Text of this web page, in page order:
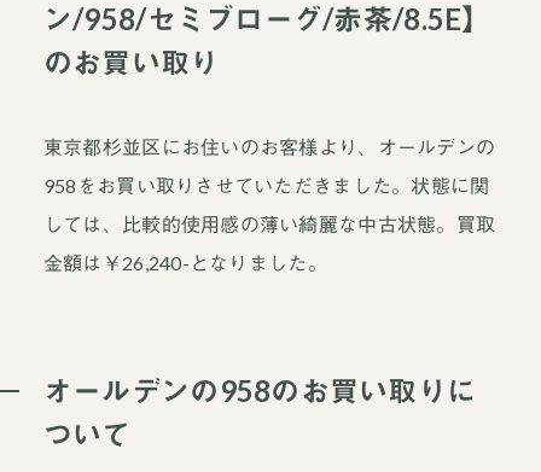
ン/958/セミブローグ/赤茶/8.5E】
のお買い取り
東京都杉並区にお住いのお客様より、オールデンの
958をお買い取りさせていただきました。状態に関
しては、比較的使用感の薄い綺麗な中古状態。買取
金額は￥26,240-となりました。
オールデンの958のお買い取りに
ついて